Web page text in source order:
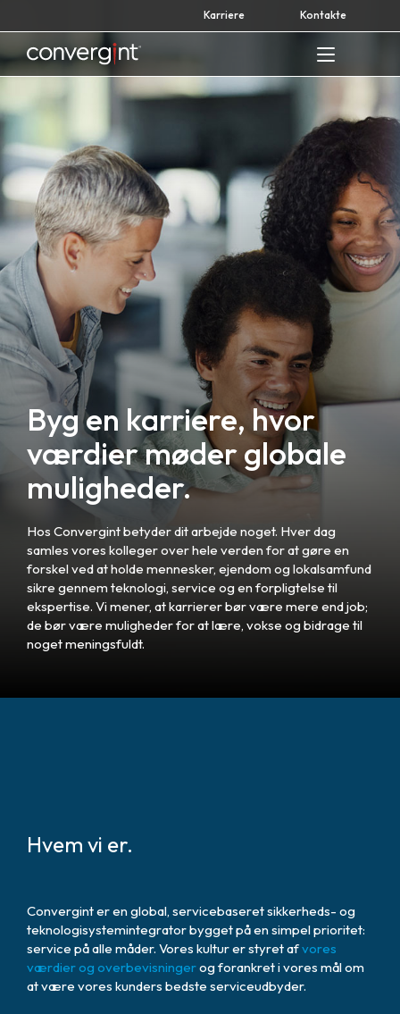
to
content
Karriere Kontakte
Home
Byg en karriere, hvor
værdier møder globale
muligheder.
Hos Convergint betyder dit arbejde noget. Hver dag
samles vores kolleger over hele verden for at gøre en
forskel ved at holde mennesker, ejendom og lokalsamfund
sikre gennem teknologi, service og en forpligtelse til
ekspertise. Vi mener, at karrierer bør være mere end job;
de bør være muligheder for at lære, vokse og bidrage til
noget meningsfuldt.
Hvem vi er.
Convergint er en global, servicebaseret sikkerheds- og
teknologisystemintegrator bygget på en simpel prioritet:
service på alle måder. Vores kultur er styret afvores
værdier og overbevisningerog forankret i vores mål om
at være vores kunders bedste serviceudbyder.